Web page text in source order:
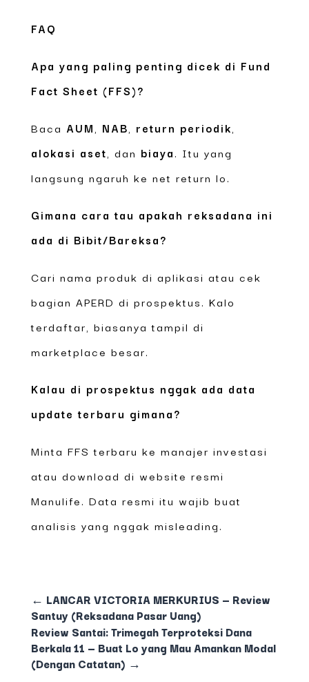
FAQ
Apa yang paling penting dicek di Fund
Fact Sheet (FFS)?
Baca AUM NAB return periodik
alokasi aset , dan biaya. Itu yang
langsung ngaruh ke net return lo.
Gimana cara tau apakah reksadana ini
ada di Bibit/Bareksa?
Cari nama produk di aplikasi atau cek
bagian APERD di prospektus. Kalo
terdaftar, biasanya tampil di
marketplace besar.
Kalau di prospektus nggak ada data
update terbaru gimana?
Minta FFS terbaru ke manajer investasi
atau download di website resmi
Manulife. Data resmi itu wajib buat
analisis yang nggak misleading.
← LANCAR VICTORIA MERKURIUS — Review
Santuy (Reksadana Pasar Uang)
Review Santai: Trimegah Terproteksi Dana
Berkala 11 — Buat Lo yang Mau Amankan Modal
(Dengan Catatan) →